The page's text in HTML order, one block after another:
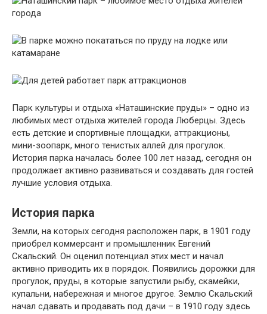
Парк культуры и отдыха «Наташинские пруды» – одно из
любимых мест отдыха жителей города Люберцы. Здесь
есть детские и спортивные площадки, аттракционы,
мини-зоопарк, много тенистых аллей для прогулок.
История парка началась более 100 лет назад, сегодня он
продолжает активно развиваться и создавать для гостей
лучшие условия отдыха.
История парка
Земли, на которых сегодня расположен парк, в 1901 году
приобрел коммерсант и промышленник Евгений
Скальский. Он оценил потенциал этих мест и начал
активно приводить их в порядок. Появились дорожки для
прогулок, пруды, в которые запустили рыбу, скамейки,
купальни, набережная и многое другое. Землю Скальский
начал сдавать и продавать под дачи – в 1910 году здесь